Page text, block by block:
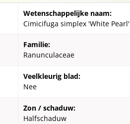
Wetenschappelijke naam:
Cimicifuga simplex 'White Pearl'
Familie:
Ranunculaceae
Veelkleurig blad:
Nee
Zon / schaduw:
Halfschaduw